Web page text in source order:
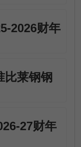
2026财年
比莱钢钢
27财年